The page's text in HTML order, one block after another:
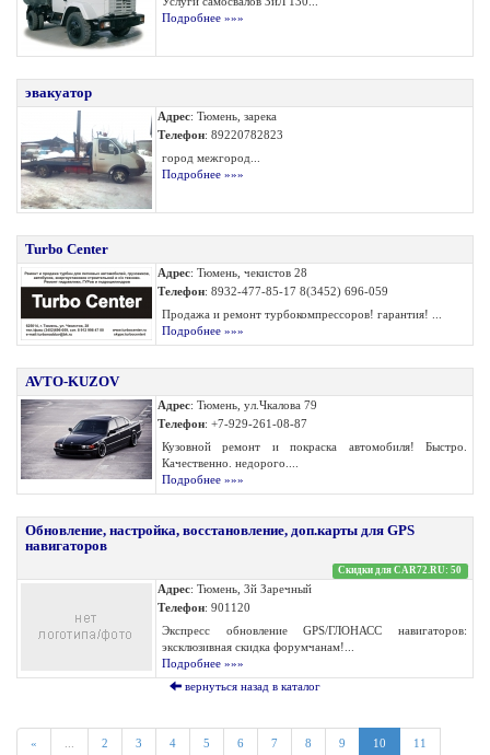
Подробнее »»»
эвакуатор
Адрес: Тюмень, зарека
Телефон: 89220782823
город межгород...
Подробнее »»»
Turbo Center
Адрес: Тюмень, чекистов 28
Телефон: 8932-477-85-17 8(3452) 696-059
Продажа и ремонт турбокомпрессоров! гарантия! ...
Подробнее »»»
AVTO-KUZOV
Адрес: Тюмень, ул.Чкалова 79
Телефон: +7-929-261-08-87
Кузовной ремонт и покраска автомобиля! Быстро.
Качественно. недорого....
Подробнее »»»
Обновление, настройка, восстановление, доп.карты для GPS
навигаторов
Скидки для CAR72.RU: 50
Адрес: Тюмень, 3й Заречный
Телефон: 901120
Экспресс обновление GPS/ГЛОНАСС навигаторов:
эксклюзивная скидка форумчанам!...
Подробнее »»»
вернуться назад в каталог
« 2 3 4 5 6 7 8 9 10 11